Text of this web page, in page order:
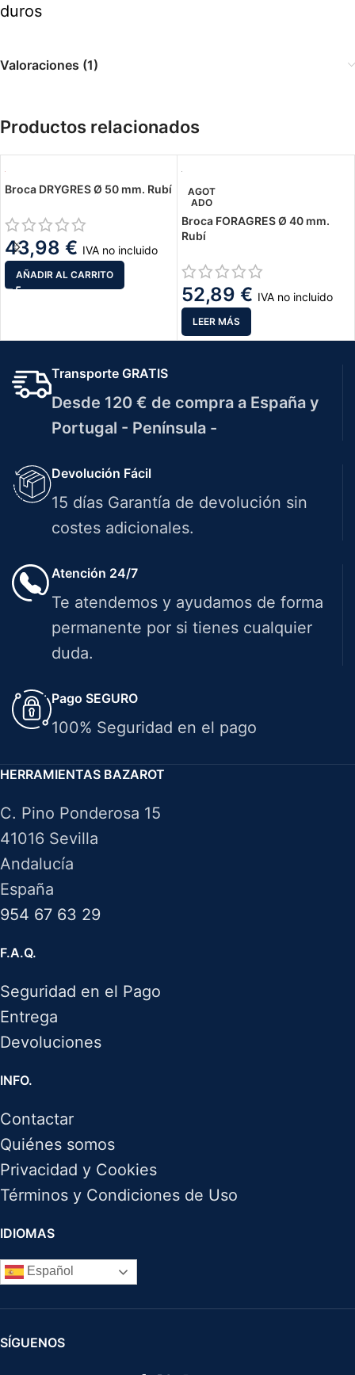
duros
Valoraciones (1)
Productos relacionados
Broca DRYGRES Ø 50 mm. Rubí
43,98 € IVA no incluido
AÑADIR AL CARRITO
AGOT
ADO
Broca FORAGRES Ø 40 mm.
Rubí
52,89 € IVA no incluido
LEER MÁS
Transporte GRATIS
Desde 120 € de compra a España y
Portugal - Península -
Devolución Fácil
15 días Garantía de devolución sin
costes adicionales.
Atención 24/7
Te atendemos y ayudamos de forma
permanente por si tienes cualquier
duda.
Pago SEGURO
100% Seguridad en el pago
HERRAMIENTAS BAZAROT
C. Pino Ponderosa 15
41016 Sevilla
Andalucía
España
954 67 63 29
F.A.Q.
Seguridad en el Pago
Entrega
Devoluciones
INFO.
Contactar
Quiénes somos
Privacidad y Cookies
Términos y Condiciones de Uso
IDIOMAS
Español
SÍGUENOS